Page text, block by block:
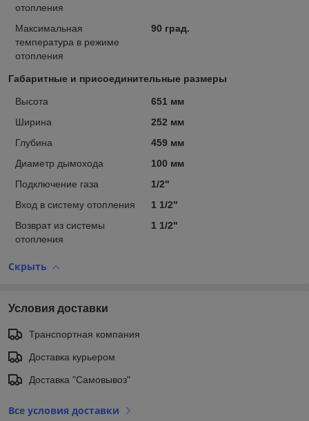
отопления
Максимальная
температура в режиме
отопления
90 град.
Габаритные и присоединительные размеры
Высота
651 мм
Ширина
252 мм
Глубина
459 мм
Диаметр дымохода
100 мм
Подключение газа
1/2"
Вход в систему отопления
1 1/2"
Возврат из системы
отопления
1 1/2"
Скрыть
Условия доставки
Транспортная компания
Доставка курьером
Доставка "Самовывоз"
Все условия доставки